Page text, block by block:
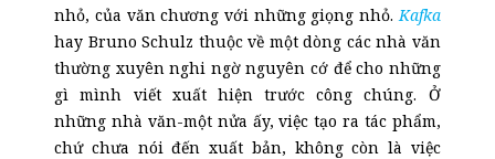
nhỏ, của văn chương với những giọng nhỏ.Kafka
hay Bruno Schulz thuộc về một dòng các nhà văn
thường xuyên nghi ngờ nguyên cớ để cho những
gì mình viết xuất hiện trước công chúng. Ở
những nhà văn-một nửa ấy, việc tạo ra tác phẩm,
chứ chưa nói đến xuất bản, không còn là việc